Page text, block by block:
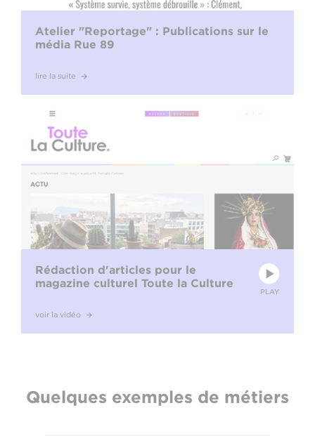
Atelier "Reportage" : Publications sur le
média Rue 89
lire la suite
PLAY
Rédaction d'articles pour le
magazine culturel Toute la Culture
voir la vidéo
Quelques exemples de métiers